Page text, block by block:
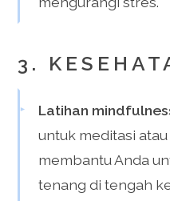
3.
Latihan
untuk meditasi
membantu Anda
tenang di tengah